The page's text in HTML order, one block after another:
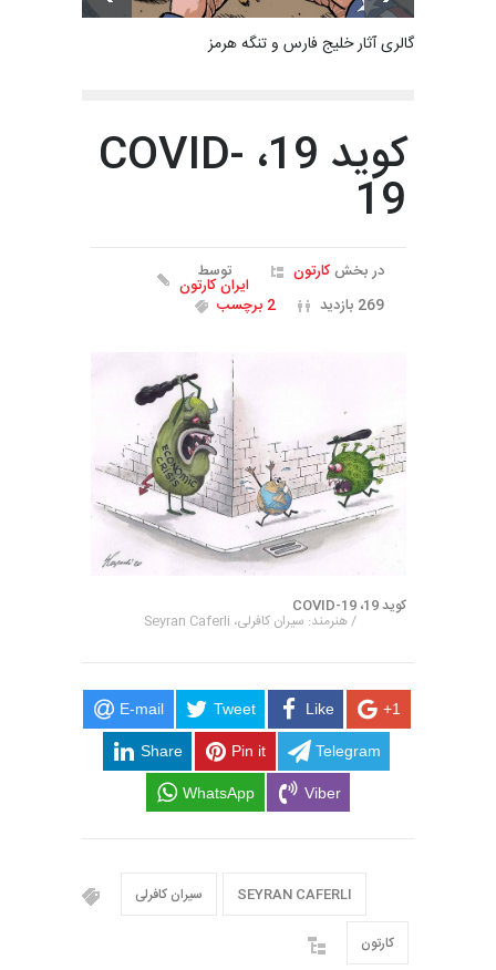
گالری آثار خلیج فارس و تنگه هرمز
کوید 19، COVID-
19
در بخشکارتون توسط
ایران کارتون
269 بازدید
2 برچسب
کوید 19، COVID-19
/ هنرمند: سیران کافرلی، Seyran Caferli
E-mail Tweet Like +1
Share Pin it Telegram
WhatsApp Viber
سیران کافرلی SEYRAN CAFERLI
کارتون